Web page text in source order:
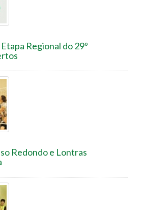
Regional do 29º
Redondo e Lontras